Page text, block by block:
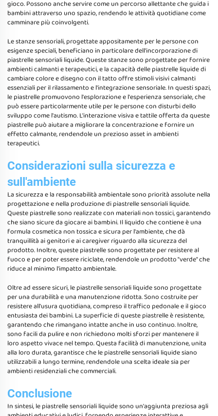
gioco. Possono anche servire come un percorso allettante che guida i
bambini attraverso uno spazio, rendendo le attività quotidiane come
camminare più coinvolgenti.
Le stanze sensoriali, progettate appositamente per le persone con
esigenze speciali, beneficiano in particolare dell'incorporazione di
piastrelle sensoriali liquide. Queste stanze sono progettate per fornire
ambienti calmanti e terapeutici, e la capacità delle piastrelle liquide di
cambiare colore e disegno con il tatto offre stimoli visivi calmanti
essenziali per il rilassamento e l'integrazione sensoriale. In questi spazi,
le piastrelle promuovono l'esplorazione e l'esperienza sensoriale, che
può essere particolarmente utile per le persone con disturbi dello
sviluppo come l'autismo. L'interazione visiva e tattile offerta da queste
piastrelle può aiutare a migliorare la concentrazione e fornire un
effetto calmante, rendendole un prezioso asset in ambienti
terapeutici.
Considerazioni sulla sicurezza e
sull'ambiente
La sicurezza e la responsabilità ambientale sono priorità assolute nella
progettazione e nella produzione di piastrelle sensoriali liquide.
Queste piastrelle sono realizzate con materiali non tossici, garantendo
che siano sicure da giocare ai bambini. Il liquido che contiene è una
formula cosmetica non tossica e sicura per l'ambiente, che dà
tranquillità ai genitori e ai caregiver riguardo alla sicurezza del
prodotto. Inoltre, queste piastrelle sono progettate per resistere al
fuoco e per poter essere riciclate, rendendole un prodotto "verde" che
riduce al minimo l'impatto ambientale.
Oltre ad essere sicuri, le piastrelle sensoriali liquide sono progettate
per una durabilità e una manutenzione ridotta. Sono costruite per
resistere all'usura quotidiana, compreso il traffico pedonale e il gioco
entusiasta dei bambini. La superficie di queste piastrelle è resistente,
garantendo che rimangano intatte anche in uso continuo. Inoltre,
sono facili da pulire e non richiedono molti sforzi per mantenere il
loro aspetto vivace nel tempo. Questa facilità di manutenzione, unita
alla loro durata, garantisce che le piastrelle sensoriali liquide siano
utilizzabili a lungo termine, rendendole una scelta ideale sia per
ambienti residenziali che commerciali.
Conclusione
In sintesi, le piastrelle sensoriali liquide sono un'aggiunta preziosa agli